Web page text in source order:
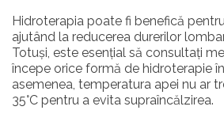
Hidroterapia poate fi benefică
ajutând la reducerea durerilor
Totuși, este esențial să consultați
începe orice formă de hidroterapie
asemenea, temperatura apei nu ar
35°C pentru a evita supraîncălzirea.